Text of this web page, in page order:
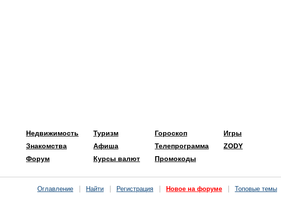
Недвижимость
Знакомства
Форум
Туризм
Афиша
Курсы валют
Гороскоп
Телепрограмма
Промокоды
Игры
ZODY
Оглавление Найти Регистрация Новое на форуме Топовые темы